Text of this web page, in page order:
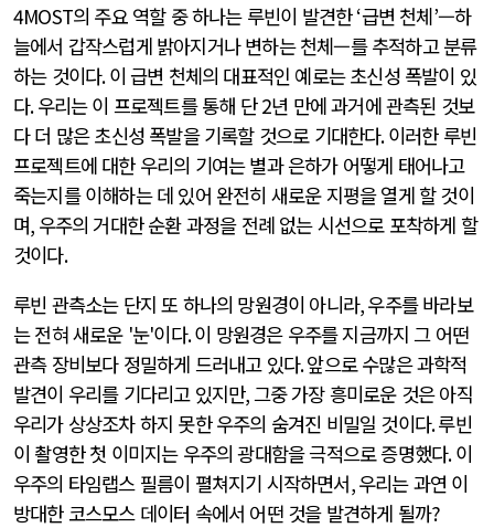
4MOST의 주요 역할 중 하나는 루빈이 발견한‘급변 천체’—하
늘에서 갑작스럽게 밝아지거나 변하는 천체—를 추적하고 분류
하는 것이다.이 급변 천체의 대표적인 예로는 초신성 폭발이 있
다.우리는 이 프로젝트를 통해 단2년 만에 과거에 관측된 것보
다 더 많은 초신성 폭발을 기록할 것으로 기대한다.이러한 루빈
프로젝트에 대한 우리의 기여는 별과 은하가 어떻게 태어나고
죽는지를 이해하는 데 있어 완전히 새로운 지평을 열게 할 것이
며, 우주의 거대한 순환 과정을 전례 없는 시선으로 포착하게 할
것이다.
루빈 관측소는 단지 또 하나의 망원경이 아니라,우주를 바라보
는 전혀 새로운 '눈'이다.이 망원경은 우주를 지금까지 그 어떤
관측 장비보다 정밀하게 드러내고 있다.앞으로 수많은 과학적
발견이 우리를 기다리고 있지만,그중 가장 흥미로운 것은 아직
우리가 상상조차 하지 못한 우주의 숨겨진 비밀일 것이다.루빈
이 촬영한 첫 이미지는 우주의 광대함을 극적으로 증명했다.이
우주의 타임랩스 필름이 펼쳐지기 시작하면서,우리는 과연 이
방대한 코스모스 데이터 속에서 어떤 것을 발견하게 될까?